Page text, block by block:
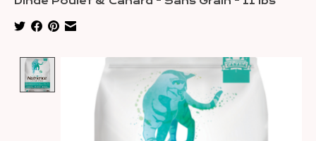
Product image slideshow Items